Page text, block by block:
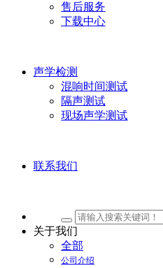
售后服务
下载中心
声学检测
混响时间测试
隔声测试
现场声学测试
联系我们
关于我们
全部
公司介绍